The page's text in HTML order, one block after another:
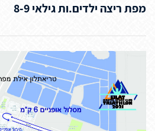
מפת ריצה ילדים.ות גילאי 8-9